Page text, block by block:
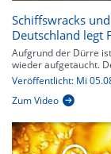
Schiffswracks
Deutschland legt
Aufgrund der Dürre
wieder aufgetaucht.
Veröffentlicht: Mi
Zum Video